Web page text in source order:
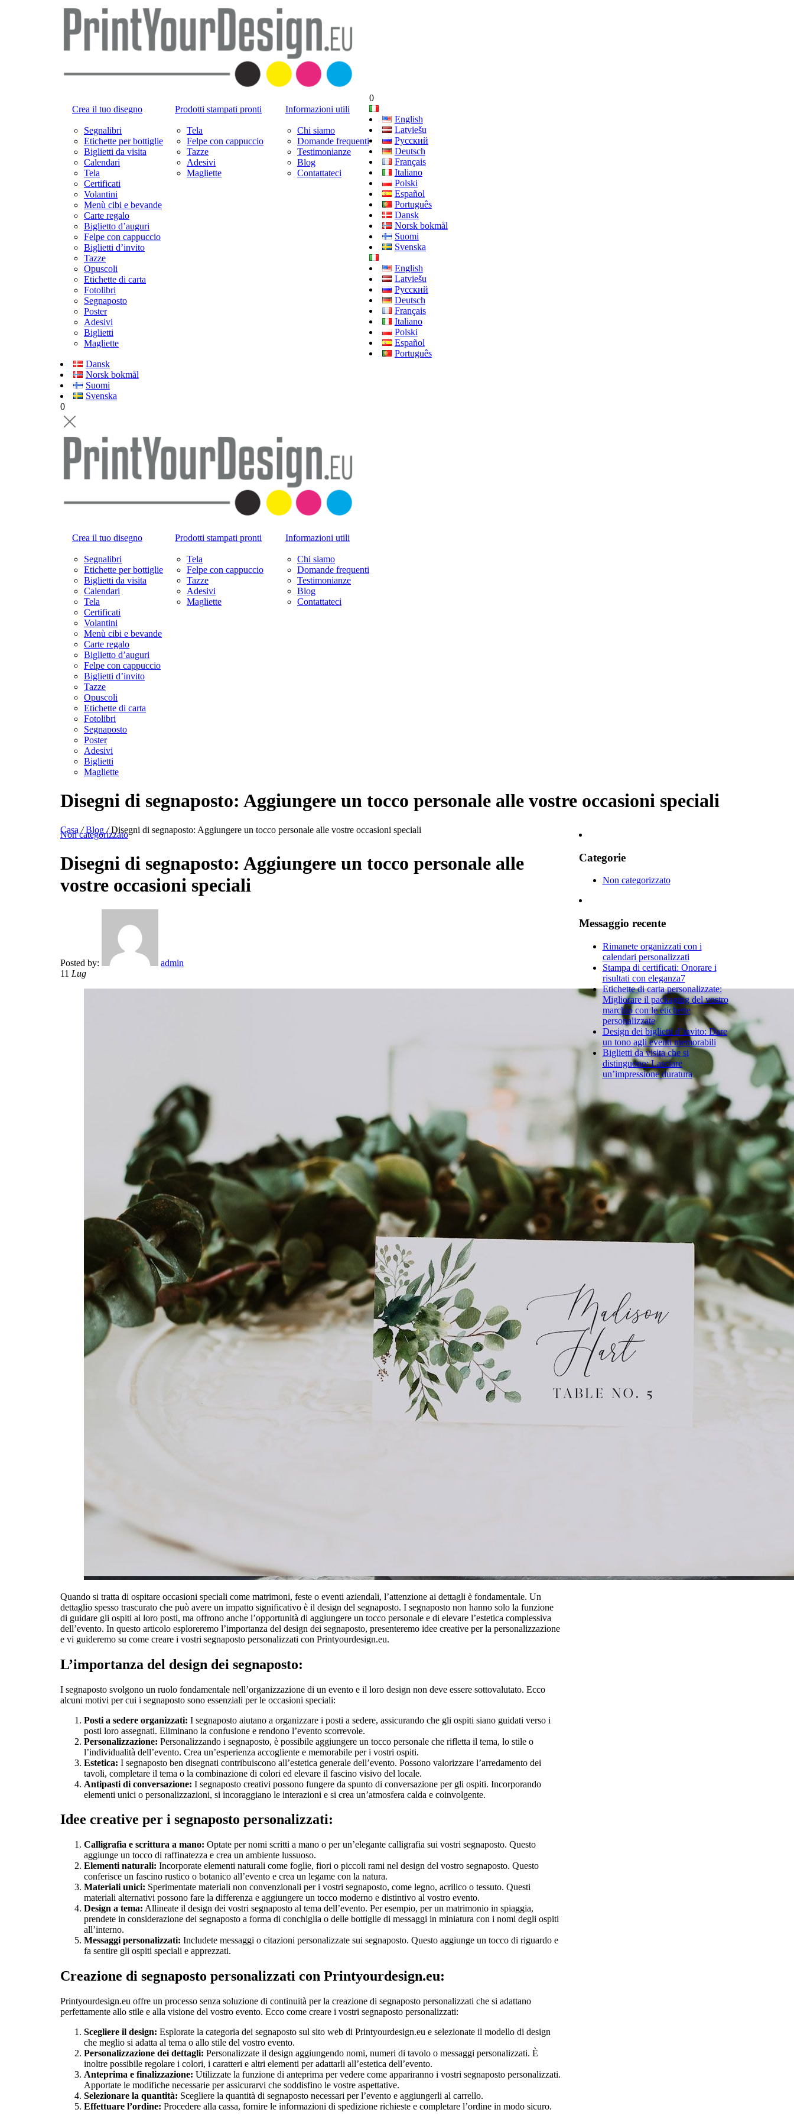
Crea il tuo disegno
Segnalibri
Etichette per bottiglie
Biglietti da visita
Calendari
Tela
Certificati
Volantini
Menù cibi e bevande
Carte regalo
Biglietto d’auguri
Felpe con cappuccio
Biglietti d’invito
Tazze
Opuscoli
Etichette di carta
Fotolibri
Segnaposto
Poster
Adesivi
Biglietti
Magliette
Prodotti stampati pronti
Tela
Felpe con cappuccio
Tazze
Adesivi
Magliette
Informazioni utili
Chi siamo
Domande frequenti
Testimonianze
Blog
Contattateci
0
English
Latviešu
Русский
Deutsch
Français
Italiano
Polski
Español
Português
Dansk
Norsk bokmål
Suomi
Svenska
English
Latviešu
Русский
Deutsch
Français
Italiano
Polski
Español
Português
Dansk
Norsk bokmål
Suomi
Svenska
0
Crea il tuo disegno
Segnalibri
Etichette per bottiglie
Biglietti da visita
Calendari
Tela
Certificati
Volantini
Menù cibi e bevande
Carte regalo
Biglietto d’auguri
Felpe con cappuccio
Biglietti d’invito
Tazze
Opuscoli
Etichette di carta
Fotolibri
Segnaposto
Poster
Adesivi
Biglietti
Magliette
Prodotti stampati pronti
Tela
Felpe con cappuccio
Tazze
Adesivi
Magliette
Informazioni utili
Chi siamo
Domande frequenti
Testimonianze
Blog
Contattateci
Disegni di segnaposto: Aggiungere un tocco personale alle vostre occasioni speciali
Casa /Blog /Disegni di segnaposto: Aggiungere un tocco personale alle vostre occasioni speciali
Non categorizzato
Disegni di segnaposto: Aggiungere un tocco personale alle
vostre occasioni speciali
Posted by:
admin
11 Lug
Quando si tratta di ospitare occasioni speciali come matrimoni, feste o eventi aziendali, l’attenzione ai dettagli è fondamentale. Un
dettaglio spesso trascurato che può avere un impatto significativo è il design del segnaposto. I segnaposto non hanno solo la funzione
di guidare gli ospiti ai loro posti, ma offrono anche l’opportunità di aggiungere un tocco personale e di elevare l’estetica complessiva
dell’evento. In questo articolo esploreremo l’importanza del design dei segnaposto, presenteremo idee creative per la personalizzazione
e vi guideremo su come creare i vostri segnaposto personalizzati con Printyourdesign.eu.
L’importanza del design dei segnaposto:
I segnaposto svolgono un ruolo fondamentale nell’organizzazione di un evento e il loro design non deve essere sottovalutato. Ecco
alcuni motivi per cui i segnaposto sono essenziali per le occasioni speciali:
Posti a sedere organizzati: I segnaposto aiutano a organizzare i posti a sedere, assicurando che gli ospiti siano guidati verso i
posti loro assegnati. Eliminano la confusione e rendono l’evento scorrevole.
Personalizzazione: Personalizzando i segnaposto, è possibile aggiungere un tocco personale che rifletta il tema, lo stile o
l’individualità dell’evento. Crea un’esperienza accogliente e memorabile per i vostri ospiti.
Estetica: I segnaposto ben disegnati contribuiscono all’estetica generale dell’evento. Possono valorizzare l’arredamento dei
tavoli, completare il tema o la combinazione di colori ed elevare il fascino visivo del locale.
Antipasti di conversazione: I segnaposto creativi possono fungere da spunto di conversazione per gli ospiti. Incorporando
elementi unici o personalizzazioni, si incoraggiano le interazioni e si crea un’atmosfera calda e coinvolgente.
Idee creative per i segnaposto personalizzati:
Calligrafia e scrittura a mano: Optate per nomi scritti a mano o per un’elegante calligrafia sui vostri segnaposto. Questo
aggiunge un tocco di raffinatezza e crea un ambiente lussuoso.
Elementi naturali: Incorporate elementi naturali come foglie, fiori o piccoli rami nel design del vostro segnaposto. Questo
conferisce un fascino rustico o botanico all’evento e crea un legame con la natura.
Materiali unici: Sperimentate materiali non convenzionali per i vostri segnaposto, come legno, acrilico o tessuto. Questi
materiali alternativi possono fare la differenza e aggiungere un tocco moderno e distintivo al vostro evento.
Design a tema: Allineate il design dei vostri segnaposto al tema dell’evento. Per esempio, per un matrimonio in spiaggia,
prendete in considerazione dei segnaposto a forma di conchiglia o delle bottiglie di messaggi in miniatura con i nomi degli ospiti
all’interno.
Messaggi personalizzati: Includete messaggi o citazioni personalizzate sui segnaposto. Questo aggiunge un tocco di riguardo e
fa sentire gli ospiti speciali e apprezzati.
Creazione di segnaposto personalizzati con Printyourdesign.eu:
Printyourdesign.eu offre un processo senza soluzione di continuità per la creazione di segnaposto personalizzati che si adattano
perfettamente allo stile e alla visione del vostro evento. Ecco come creare i vostri segnaposto personalizzati:
Scegliere il design: Esplorate la categoria dei segnaposto sul sito web di Printyourdesign.eu e selezionate il modello di design
che meglio si adatta al tema o allo stile del vostro evento.
Personalizzazione dei dettagli: Personalizzate il design aggiungendo nomi, numeri di tavolo o messaggi personalizzati. È
inoltre possibile regolare i colori, i caratteri e altri elementi per adattarli all’estetica dell’evento.
Anteprima e finalizzazione: Utilizzate la funzione di anteprima per vedere come appariranno i vostri segnaposto personalizzati.
Apportate le modifiche necessarie per assicurarvi che soddisfino le vostre aspettative.
Selezionare la quantità: Scegliere la quantità di segnaposto necessari per l’evento e aggiungerli al carrello.
Effettuare l’ordine: Procedere alla cassa, fornire le informazioni di spedizione richieste e completare l’ordine in modo sicuro.
Categorie
Non categorizzato
Messaggio recente
Rimanete organizzati con i
calendari personalizzati
Stampa di certificati: Onorare i
risultati con eleganza7
Etichette di carta personalizzate:
Migliorare il packaging del vostro
marchio con le etichette
personalizzate
Design dei biglietti d’invito: Dare
un tono agli eventi memorabili
Biglietti da visita che si
distinguono: Lasciare
un’impressione duratura